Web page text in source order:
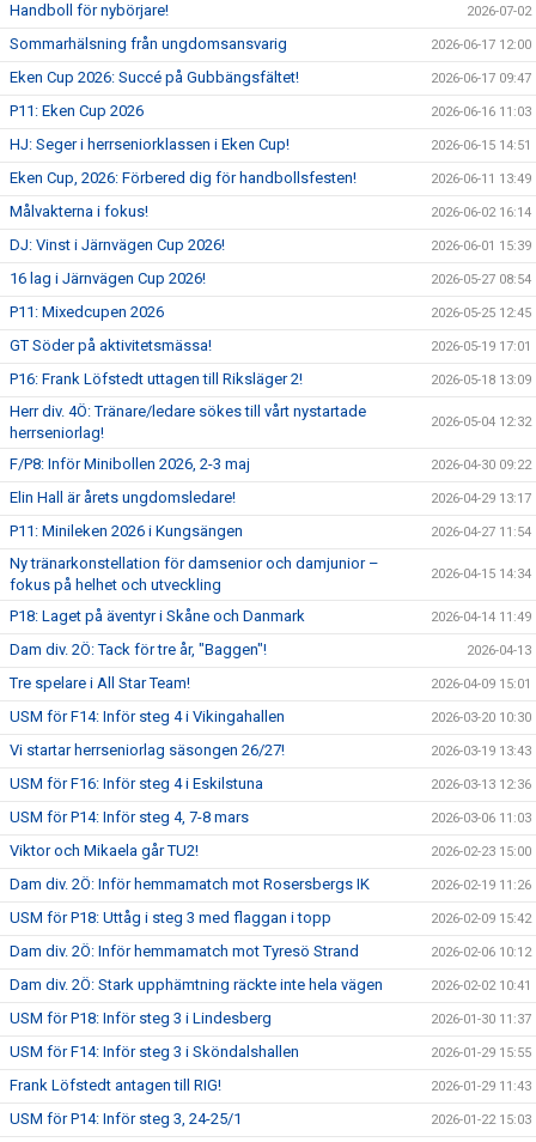
Handboll för nybörjare! 2026-07-02
Sommarhälsning från ungdomsansvarig 2026-06-17 12:00
Eken Cup 2026: Succé på Gubbängsfältet! 2026-06-17 09:47
P11: Eken Cup 2026 2026-06-16 11:03
HJ: Seger i herrseniorklassen i Eken Cup! 2026-06-15 14:51
Eken Cup, 2026: Förbered dig för handbollsfesten! 2026-06-11 13:49
Målvakterna i fokus! 2026-06-02 16:14
DJ: Vinst i Järnvägen Cup 2026! 2026-06-01 15:39
16 lag i Järnvägen Cup 2026! 2026-05-27 08:54
P11: Mixedcupen 2026 2026-05-25 12:45
GT Söder på aktivitetsmässa! 2026-05-19 17:01
P16: Frank Löfstedt uttagen till Riksläger 2! 2026-05-18 13:09
Herr div. 4Ö: Tränare/ledare sökes till vårt nystartade
herrseniorlag!
2026-05-04 12:32
F/P8: Inför Minibollen 2026, 2-3 maj 2026-04-30 09:22
Elin Hall är årets ungdomsledare! 2026-04-29 13:17
P11: Minileken 2026 i Kungsängen 2026-04-27 11:54
Ny tränarkonstellation för damsenior och damjunior –
fokus på helhet och utveckling
2026-04-15 14:34
P18: Laget på äventyr i Skåne och Danmark 2026-04-14 11:49
Dam div. 2Ö: Tack för tre år, "Baggen"! 2026-04-13
Tre spelare i All Star Team! 2026-04-09 15:01
USM för F14: Inför steg 4 i Vikingahallen 2026-03-20 10:30
Vi startar herrseniorlag säsongen 26/27! 2026-03-19 13:43
USM för F16: Inför steg 4 i Eskilstuna 2026-03-13 12:36
USM för P14: Inför steg 4, 7-8 mars 2026-03-06 11:03
Viktor och Mikaela går TU2! 2026-02-23 15:00
Dam div. 2Ö: Inför hemmamatch mot Rosersbergs IK 2026-02-19 11:26
USM för P18: Uttåg i steg 3 med flaggan i topp 2026-02-09 15:42
Dam div. 2Ö: Inför hemmamatch mot Tyresö Strand 2026-02-06 10:12
Dam div. 2Ö: Stark upphämtning räckte inte hela vägen 2026-02-02 10:41
USM för P18: Inför steg 3 i Lindesberg 2026-01-30 11:37
USM för F14: Inför steg 3 i Sköndalshallen 2026-01-29 15:55
Frank Löfstedt antagen till RIG! 2026-01-29 11:43
USM för P14: Inför steg 3, 24-25/1 2026-01-22 15:03